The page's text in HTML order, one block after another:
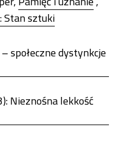
Stan sztuki
społeczne dystynkcje
Nieznośna lekkość